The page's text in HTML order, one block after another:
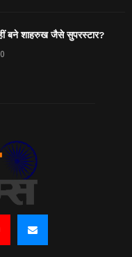
बने शाहरुख जैसे सुपरस्टार?
0